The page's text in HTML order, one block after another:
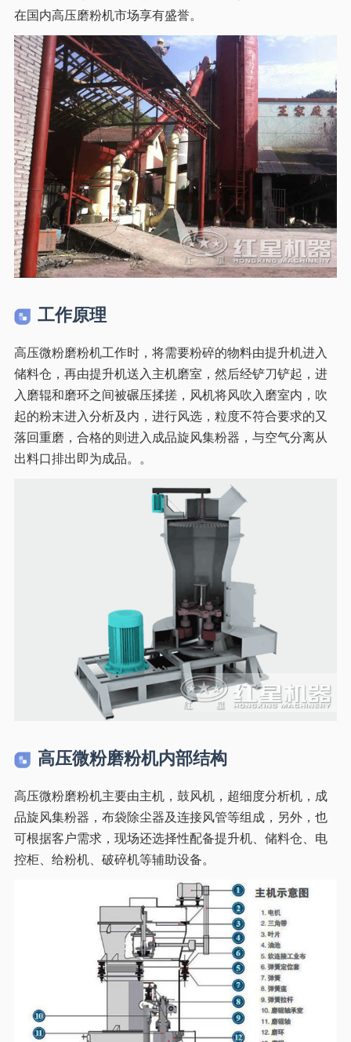
在国内高压磨粉机市场享有盛誉。
工作原理
高压微粉磨粉机工作时，将需要粉碎的物料由提升机进入
储料仓，再由提升机送入主机磨室，然后经铲刀铲起，进
入磨辊和磨环之间被碾压揉搓，风机将风吹入磨室内，吹
起的粉末进入分析及内，进行风选，粒度不符合要求的又
落回重磨，合格的则进入成品旋风集粉器，与空气分离从
出料口排出即为成品。。
高压微粉磨粉机内部结构
高压微粉磨粉机主要由主机，鼓风机，超细度分析机，成
品旋风集粉器，布袋除尘器及连接风管等组成，另外，也
可根据客户需求，现场还选择性配备提升机、储料仓、电
控柜、给粉机、破碎机等辅助设备。